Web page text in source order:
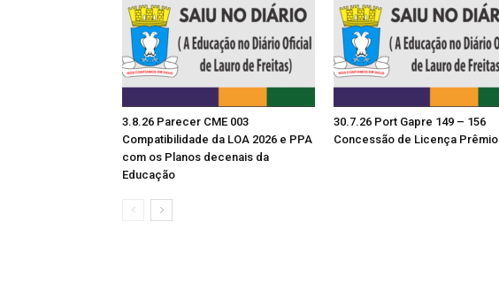
3.8.26 Parecer CME 003
Compatibilidade da LOA 2026 e PPA
com os Planos decenais da
Educação
30.7.26 Port Gapre 149 – 156
Concessão de Licença Prêmio